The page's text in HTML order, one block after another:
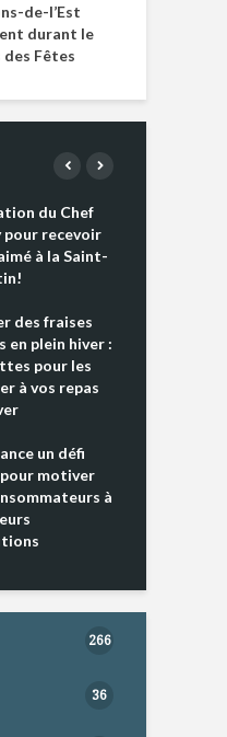
de-l’Est
durant le
des Fêtes
du Chef
pour recevoir
à la Saint-
des fraises
en plein hiver :
pour les
à vos repas
un défi
motiver
à
266
36